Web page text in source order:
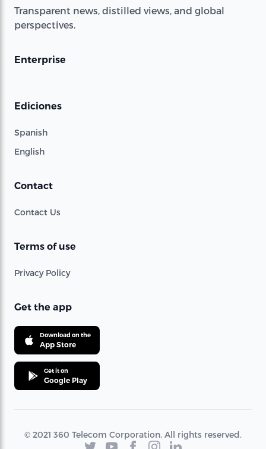
Transparent news, distilled views, and global
perspectives.
Enterprise
Ediciones
Spanish
English
Contact
Contact Us
Terms of use
Privacy Policy
Get the app
Download on the
App Store
Get it on
Google Play
© 2021 360 Telecom Corporation. All rights reserved.